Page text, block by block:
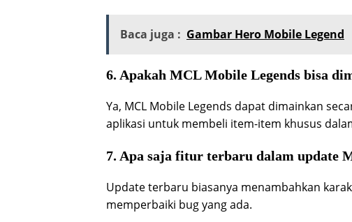
Baca juga : Gambar Hero Mobile Legend
6. Apakah MCL Mobile Legends bisa
Ya, MCL Mobile Legends dapat dimainkan
aplikasi untuk membeli item-item khusus
7. Apa saja fitur terbaru dalam update
Update terbaru biasanya menambahkan
memperbaiki bug yang ada.